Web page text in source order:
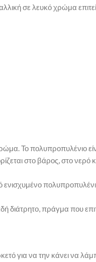
σε λευκό χρώμα
Το πολυπροπυλένιο
στο βάρος, στο
ενισχυμένο
διάτρητο, πράγμα που
για να την κάνει να